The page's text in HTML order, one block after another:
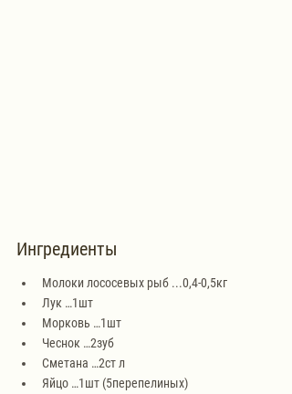
Ингредиенты
Молоки лососевых рыб ...0,4-0,5кг
Лук …1шт
Морковь …1шт
Чеснок …2зуб
Сметана …2ст л
Яйцо …1шт (5перепелиных)